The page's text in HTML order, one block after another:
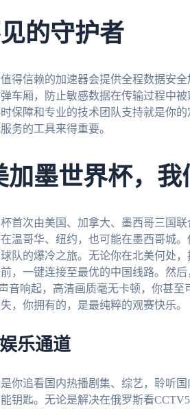
的守护者
得信赖的加速器会提供全程数据安
车厢，防止敏感数据在传输过程中
保障和专业的技术团队支持就是你
务的工具来得重要。
墨世界杯，我
首次由美国、加拿大、墨西哥三国
温哥华、纽约，也可能在墨西哥城
队的爆冷之旅。无论你在北美何处
，一键连接至最优的中国线路。然
音响起，高清画质毫无卡顿，你甚至
，你拥有的，是最纯粹的观赛快乐。
乐通道
你追看国内热播剧集、综艺，聆听
钥匙。无论是解决在俄罗斯看